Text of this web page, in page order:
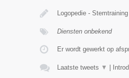
Logopedie -
Diensten onbekend
Er wordt gewerkt op
Laatste tweets ▼